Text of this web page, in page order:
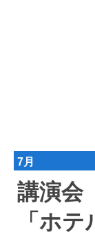
7月
講演
「ホテ